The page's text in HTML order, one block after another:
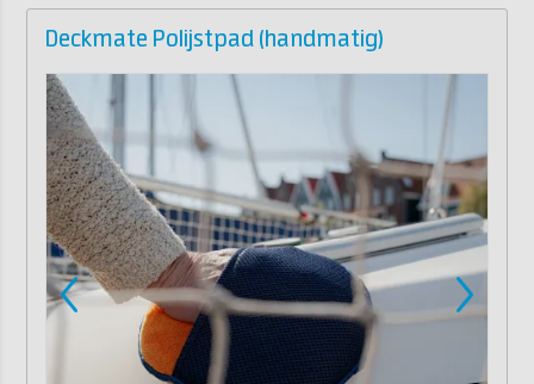
Deckmate Polijstpad (handmatig)